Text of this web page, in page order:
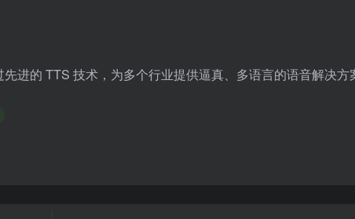
进的 TTS 技术，为多个行业提供逼真、多语言的语音解决方